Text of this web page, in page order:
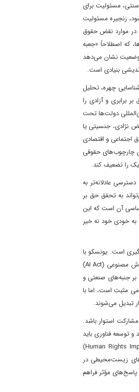
مسئولیت برای
زنجیره مسئولیت
در موارد نقض حقوق
که اصطلاحاً «جعبه
وضعیت نشان می‌دهد
بنیادی است.
چهره، تحلیل
برابری و آزادی را
دولت‌ها تحت
نژادی، جنسیتی یا
اجتماعی و اقتصادی
چارچوب‌های حقوقی
را تضعیف کند.
عادلانه‌تر به
به تحقق حق بر
آن است که این
به خودی خود نه خیر
است. یونسکو با
تصویب توصیه‌نامه اخلاق هوش مصنوعی بر کرامت انسانی، عدالت، شفافیت و مسئولیت‌پذیری تأکید کرده است و اتحادیه اروپا با قانون هوش مصنوعی (AI Act)
بر جنبه‌های صنعتی و
مثبت است، اما با
تبدیل می‌شوند.
استوار باشد.
توسعه فناوری باید
با مشارکت جامعه مدنی، نهادهای حقوق بشری و متخصصان مستقل انجام گیرد. ابزارهای ارزیابی تأثیر حقوق بشر (Human Rights Impact Assessment)
زیست‌محیطی در
مؤثر فراهم